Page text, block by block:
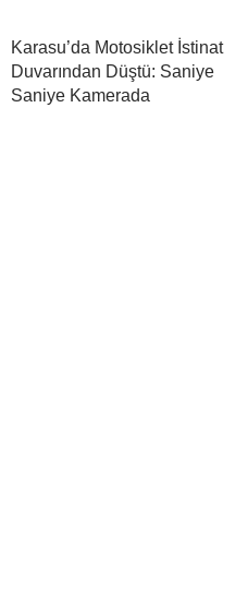
Karasu’da Motosiklet İstinat
Duvarından Düştü: Saniye
Saniye Kamerada